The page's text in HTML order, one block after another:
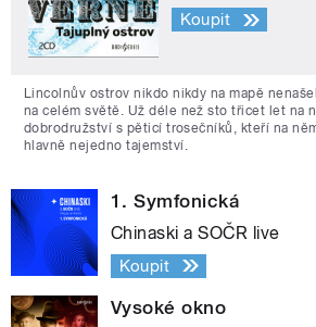
Koupit
Lincolnův ostrov nikdo nikdy na mapě
na celém světě. Už déle než sto třicet let na
dobrodružství s pěticí trosečníků, kteří na
hlavně nejedno tajemství.
1. Symfonická
Chinaski a SOČR live
Koupit
Vysoké okno